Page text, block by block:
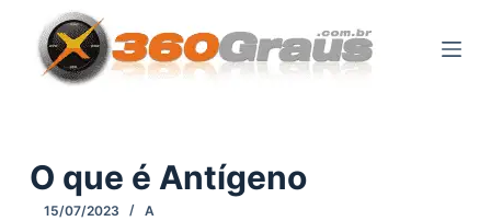
pO que é Antígeno
15/07/2023 A